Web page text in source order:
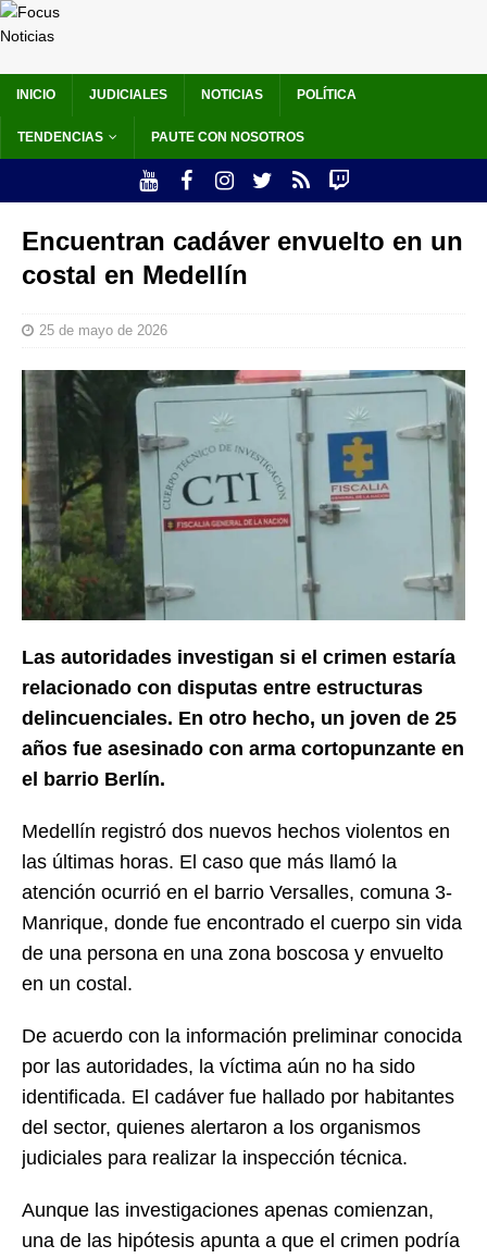
INICIO JUDICIALES NOTICIAS POLÍTICA
TENDENCIAS PAUTE CON NOSOTROS
Encuentran cadáver envuelto en un
costal en Medellín
25 de mayo de 2026
Las autoridades investigan si el crimen estaría
relacionado con disputas entre estructuras
delincuenciales. En otro hecho, un joven de 25
años fue asesinado con arma cortopunzante en
el barrio Berlín.
Medellín registró dos nuevos hechos violentos en
las últimas horas. El caso que más llamó la
atención ocurrió en el barrio Versalles, comuna 3-
Manrique, donde fue encontrado el cuerpo sin vida
de una persona en una zona boscosa y envuelto
en un costal.
De acuerdo con la información preliminar conocida
por las autoridades, la víctima aún no ha sido
identificada. El cadáver fue hallado por habitantes
del sector, quienes alertaron a los organismos
judiciales para realizar la inspección técnica.
Aunque las investigaciones apenas comienzan,
una de las hipótesis apunta a que el crimen podría